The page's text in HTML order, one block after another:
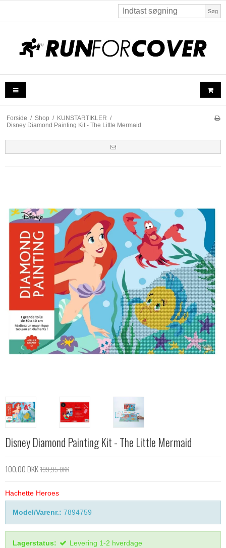
Søg
Forside / Shop / KUNSTARTIKLER /
Disney Diamond Painting Kit - The Little Mermaid
Disney Diamond Painting Kit - The Little Mermaid
100,00 DKK199,95 DKK
Hachette Heroes
Model/Varenr.: 7894759
Lagerstatus: Levering 1-2 hverdage